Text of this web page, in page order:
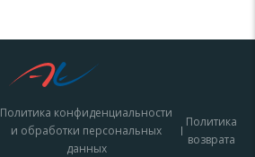
Политика конфиденциальности
и обработки персональных
данных
Политика
возврата